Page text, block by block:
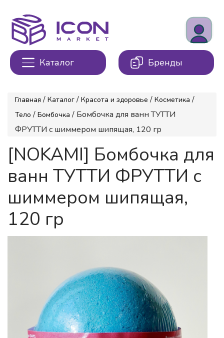
Каталог Бренды
Главная / Каталог / Красота и здоровье / Косметика /
Тело / Бомбочка / Бомбочка для ванн ТУТТИ
ФРУТТИ с шиммером шипящая, 120 гр
[NOKAMI] Бомбочка для
ванн ТУТТИ ФРУТТИ с
шиммером шипящая,
120 гр